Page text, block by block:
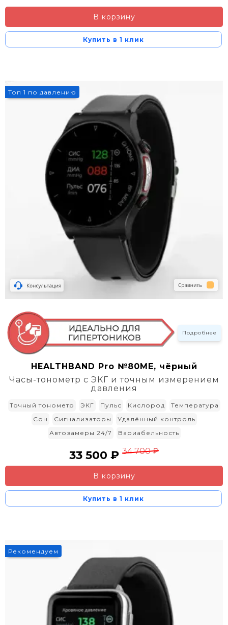
В корзину
Купить в 1 клик
3%
Топ 1 по давлению
Подробнее
HEALTHBAND Pro №80ME, чёрный
Часы-тонометр с ЭКГ и точным измерением
давления
Точный тонометр ЭКГ Пульс Кислород
Температура
Сон
Сигнализаторы
Удалённый контроль
Автозамеры 24/7
Вариабельность
33 500 ₽ 34 700 ₽
В корзину
Купить в 1 клик
Рекомендуем